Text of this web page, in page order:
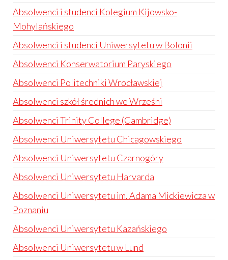
Absolwenci i studenci Kolegium Kijowsko-
Mohylańskiego
Absolwenci i studenci Uniwersytetu w Bolonii
Absolwenci Konserwatorium Paryskiego
Absolwenci Politechniki Wrocławskiej
Absolwenci szkół średnich we Wrześni
Absolwenci Trinity College (Cambridge)
Absolwenci Uniwersytetu Chicagowskiego
Absolwenci Uniwersytetu Czarnogóry
Absolwenci Uniwersytetu Harvarda
Absolwenci Uniwersytetu im. Adama Mickiewicza w
Poznaniu
Absolwenci Uniwersytetu Kazańskiego
Absolwenci Uniwersytetu w Lund